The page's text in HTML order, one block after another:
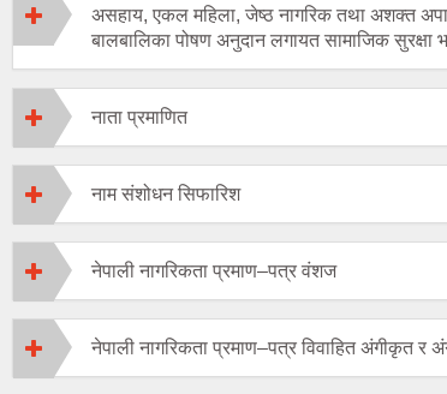
असहाय, एकल महिला, जेष्ठ नागरिक तथा अशक्त
बालबालिका पोषण अनुदान लगायत सामाजिक सुरक्षा
नाता प्रमाणित
नाम संशोधन सिफारिश
नेपाली नागरिकता प्रमाण–पत्र वंशज
नेपाली नागरिकता प्रमाण–पत्र विवाहित अंगीकृत र